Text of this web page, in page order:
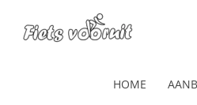
HOME